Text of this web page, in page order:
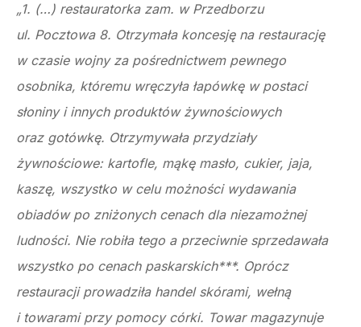
„1. (…) restauratorka zam. w Przedborzu
ul. Pocztowa 8. Otrzymała koncesję na restaurację
w czasie wojny za pośrednictwem pewnego
osobnika, któremu wręczyła łapówkę w postaci
słoniny i innych produktów żywnościowych
oraz gotówkę. Otrzymywała przydziały
żywnościowe: kartofle, mąkę masło, cukier, jaja,
kaszę, wszystko w celu możności wydawania
obiadów po zniżonych cenach dla niezamożnej
ludności. Nie robiła tego a przeciwnie sprzedawała
wszystko po cenach paskarskich***. Oprócz
restauracji prowadziła handel skórami, wełną
i towarami przy pomocy córki. Towar magazynuje